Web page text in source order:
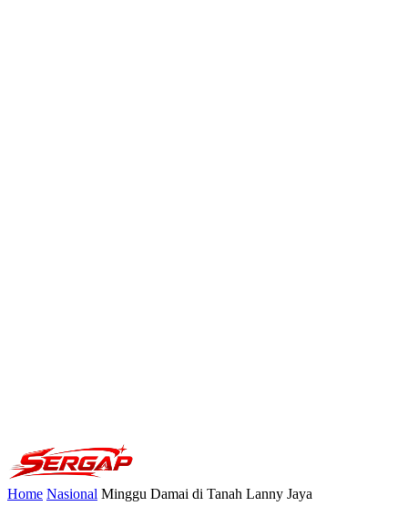
Home Nasional Minggu Damai di Tanah Lanny Jaya